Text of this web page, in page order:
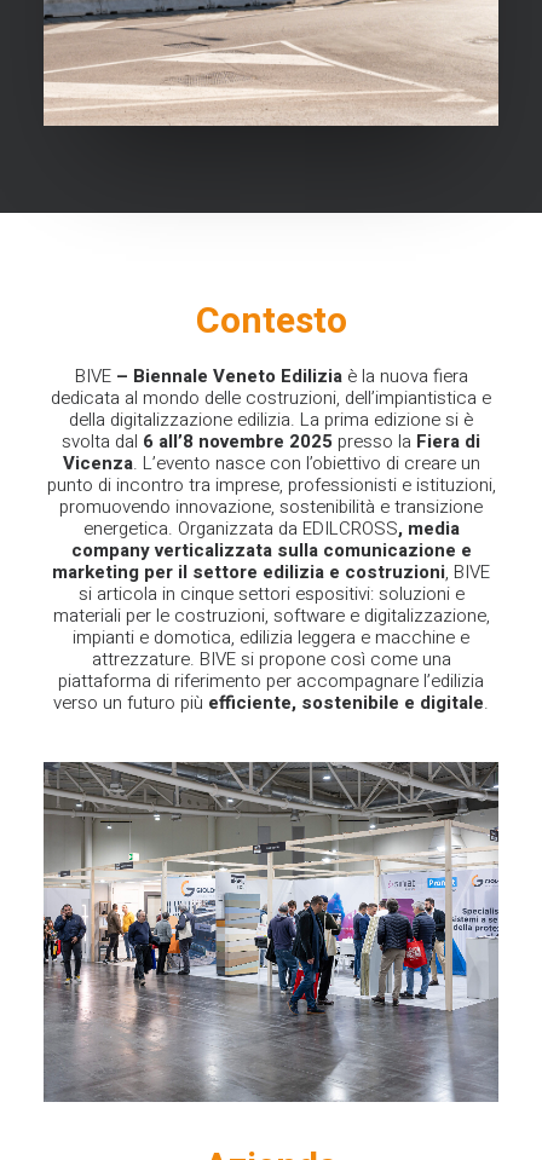
Contesto
BIVE– Biennale Veneto Ediliziaè la nuova fiera
dedicata al mondo delle costruzioni, dell’impiantistica e
della digitalizzazione edilizia. La prima edizione si è
svolta dal 6 all’8 novembre 2025 presso la Fiera di
Vicenza. L’evento nasce con l’obiettivo di creare un
punto di incontro tra imprese, professionisti e istituzioni,
promuovendo innovazione, sostenibilità e transizione
energetica. Organizzata da EDILCROSS, media
company verticalizzata sulla comunicazione e
marketing per il settore edilizia e costruzioni, BIVE
si articola in cinque settori espositivi: soluzioni e
materiali per le costruzioni, software e digitalizzazione,
impianti e domotica, edilizia leggera e macchine e
attrezzature. BIVE si propone così come una
piattaforma di riferimento per accompagnare l’edilizia
verso un futuro più efficiente, sostenibile e digitale.